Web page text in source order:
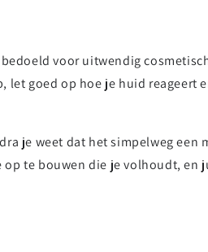
voor uitwendig
goed op hoe je huid reageert
je weet dat het simpelweg een
te bouwen die je volhoudt, en